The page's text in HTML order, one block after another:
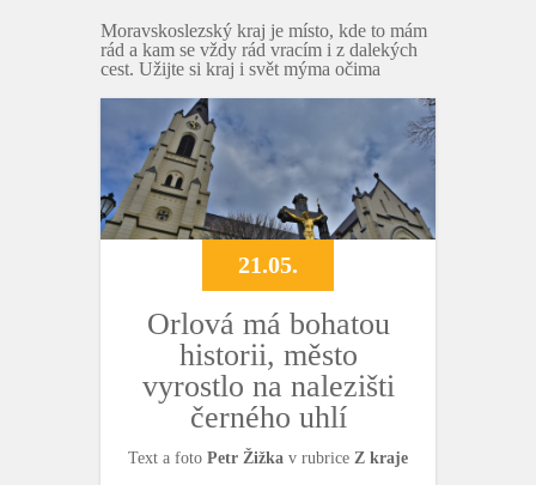
Moravskoslezský kraj je místo, kde to mám
rád a kam se vždy rád vracím i z dalekých
cest. Užijte si kraj i svět mýma očima
21.05.
Orlová má bohatou
historii, město
vyrostlo na nalezišti
černého uhlí
Text a foto Petr Žižka v rubrice Z kraje